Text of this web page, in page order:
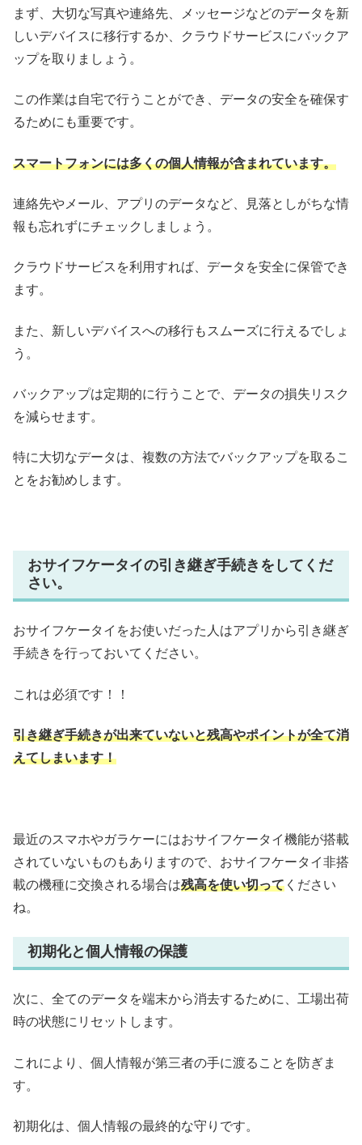
まず、大切な写真や連絡先、メッセージなどのデータを新
しいデバイスに移行するか、クラウドサービスにバックア
ップを取りましょう。
この作業は自宅で行うことができ、データの安全を確保す
るためにも重要です。
スマートフォンには多くの個人情報が含まれています。
連絡先やメール、アプリのデータなど、見落としがちな情
報も忘れずにチェックしましょう。
クラウドサービスを利用すれば、データを安全に保管でき
ます。
また、新しいデバイスへの移行もスムーズに行えるでしょ
う。
バックアップは定期的に行うことで、データの損失リスク
を減らせます。
特に大切なデータは、複数の方法でバックアップを取るこ
とをお勧めします。
おサイフケータイの引き継ぎ手続きをしてくだ
さい。
おサイフケータイをお使いだった人はアプリから引き継ぎ
手続きを行っておいてください。
これは必須です！！
引き継ぎ手続きが出来ていないと残高やポイントが全て消
えてしまいます！
最近のスマホやガラケーにはおサイフケータイ機能が搭載
されていないものもありますので、おサイフケータイ非搭
載の機種に交換される場合は残高を使い切って ください
ね。
初期化と個人情報の保護
次に、全てのデータを端末から消去するために、工場出荷
時の状態にリセットします。
これにより、個人情報が第三者の手に渡ることを防ぎま
す。
初期化は、個人情報の最終的な守りです。